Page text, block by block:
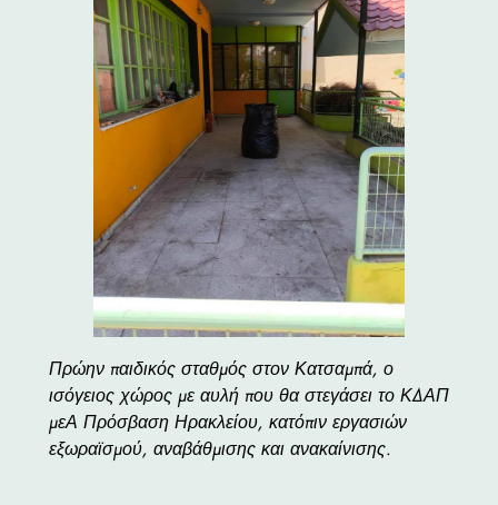
Πρώην παιδικός σταθμός στον Κατσαμπά, ο
ισόγειος χώρος με αυλή που θα στεγάσει το ΚΔΑΠ
μεΑ Πρόσβαση Ηρακλείου, κατόπιν εργασιών
εξωραϊσμού, αναβάθμισης και ανακαίνισης.